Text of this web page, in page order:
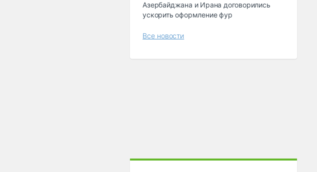
Азербайджана и Ирана договорились
ускорить оформление фур
Все новости